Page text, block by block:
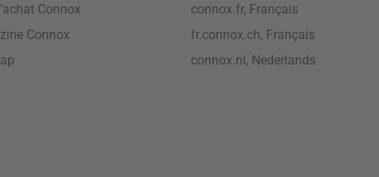
Connox
Connox
connox.fr, Français
fr.connox.ch, Français
connox.nl, Nederlands